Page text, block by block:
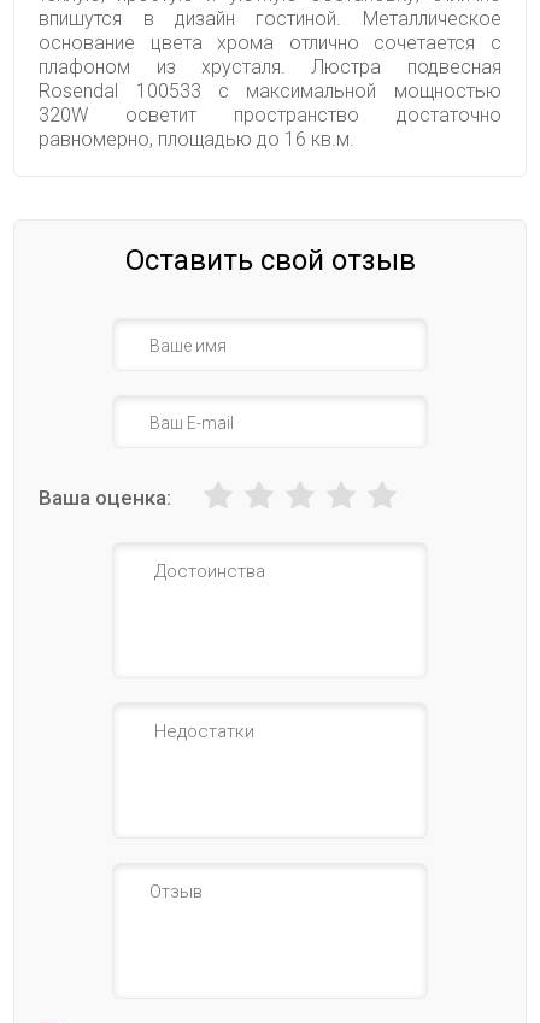
впишутся в дизайн гостиной. Металлическое
основание цвета хрома отлично сочетается с
плафоном из хрусталя. Люстра подвесная
Rosendal 100533 с максимальной мощностью
320W осветит пространство достаточно
равномерно, площадью до 16 кв.м.
Оставить свой отзыв
Ваша оценка: